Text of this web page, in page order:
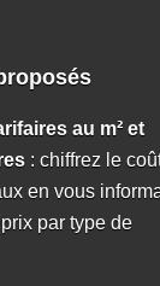
au m² et
: chiffrez le
en vous
par type de